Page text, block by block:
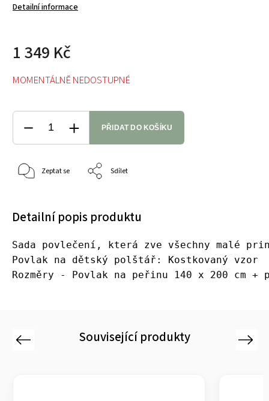
Detailní informace
1 349 Kč
MOMENTÁLNĚ NEDOSTUPNÉ
PŘIDAT DO KOŠÍKU
Zeptat se Sdílet
Detailní popis produktu
Sada povlečení, která zve všechny malé
Povlak na dětský polštář: Kostkovaný vzor
Rozměry - Povlak na peřinu 140 x 200 cm +
Související produkty
Previous Next